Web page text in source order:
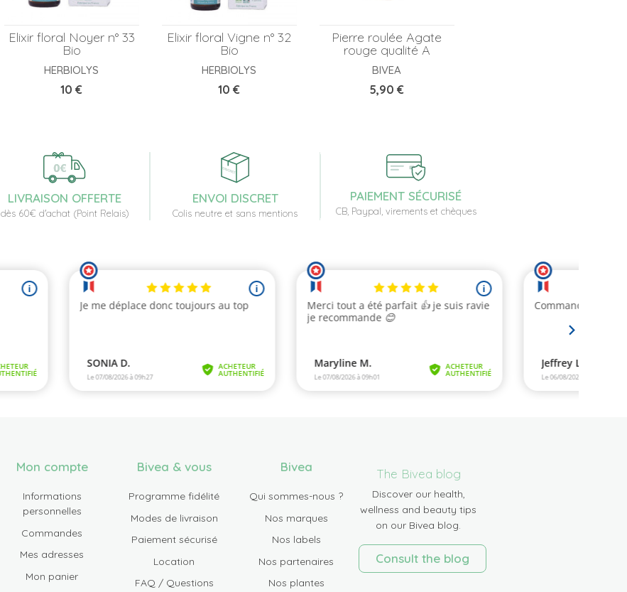
Elixir floral Noyer n° 33
Bio
HERBIOLYS
Prix
10 €
Elixir floral Vigne n° 32
Bio
HERBIOLYS
Prix
10 €
Pierre roulée Agate
rouge qualité A
BIVEA
Prix
5,90 €
LIVRAISON OFFERTE
dès 60€ d'achat (Point Relais)
ENVOI DISCRET
Colis neutre et sans mentions
PAIEMENT SÉCURISÉ
CB, Paypal, virements et chèques
Mon compte
Informations
personnelles
Commandes
Mes adresses
Mon panier
Bivea & vous
Programme fidélité
Modes de livraison
Paiement sécurisé
Location
FAQ / Questions
Bivea
Qui sommes-nous ?
Nos marques
Nos labels
Nos partenaires
Nos plantes
The Bivea blog
Discover our health,
wellness and beauty tips
on our Bivea blog.
Consult the blog